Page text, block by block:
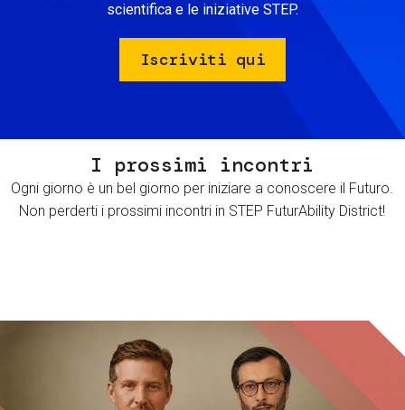
scientifica e le iniziative STEP.
Iscriviti qui
I prossimi incontri
Ogni giorno è un bel giorno per iniziare a conoscere il Futuro.
Non perderti i prossimi incontri in STEP FuturAbility District!